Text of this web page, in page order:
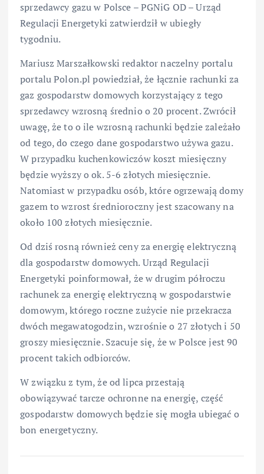
sprzedawcy gazu w Polsce – PGNiG OD – Urząd
Regulacji Energetyki zatwierdził w ubiegły
tygodniu.
Mariusz Marszałkowski redaktor naczelny portalu
portalu Polon.pl powiedział, że łącznie rachunki za
gaz gospodarstw domowych korzystający z tego
sprzedawcy wzrosną średnio o 20 procent. Zwrócił
uwagę, że to o ile wzrosną rachunki będzie zależało
od tego, do czego dane gospodarstwo używa gazu.
W przypadku kuchenkowiczów koszt miesięczny
będzie wyższy o ok. 5-6 złotych miesięcznie.
Natomiast w przypadku osób, które ogrzewają domy
gazem to wzrost średnioroczny jest szacowany na
około 100 złotych miesięcznie.
Od dziś rosną również ceny za energię elektryczną
dla gospodarstw domowych. Urząd Regulacji
Energetyki poinformował, że w drugim półroczu
rachunek za energię elektryczną w gospodarstwie
domowym, którego roczne zużycie nie przekracza
dwóch megawatogodzin, wzrośnie o 27 złotych i 50
groszy miesięcznie. Szacuje się, że w Polsce jest 90
procent takich odbiorców.
W związku z tym, że od lipca przestają
obowiązywać tarcze ochronne na energię, część
gospodarstw domowych będzie się mogła ubiegać o
bon energetyczny.